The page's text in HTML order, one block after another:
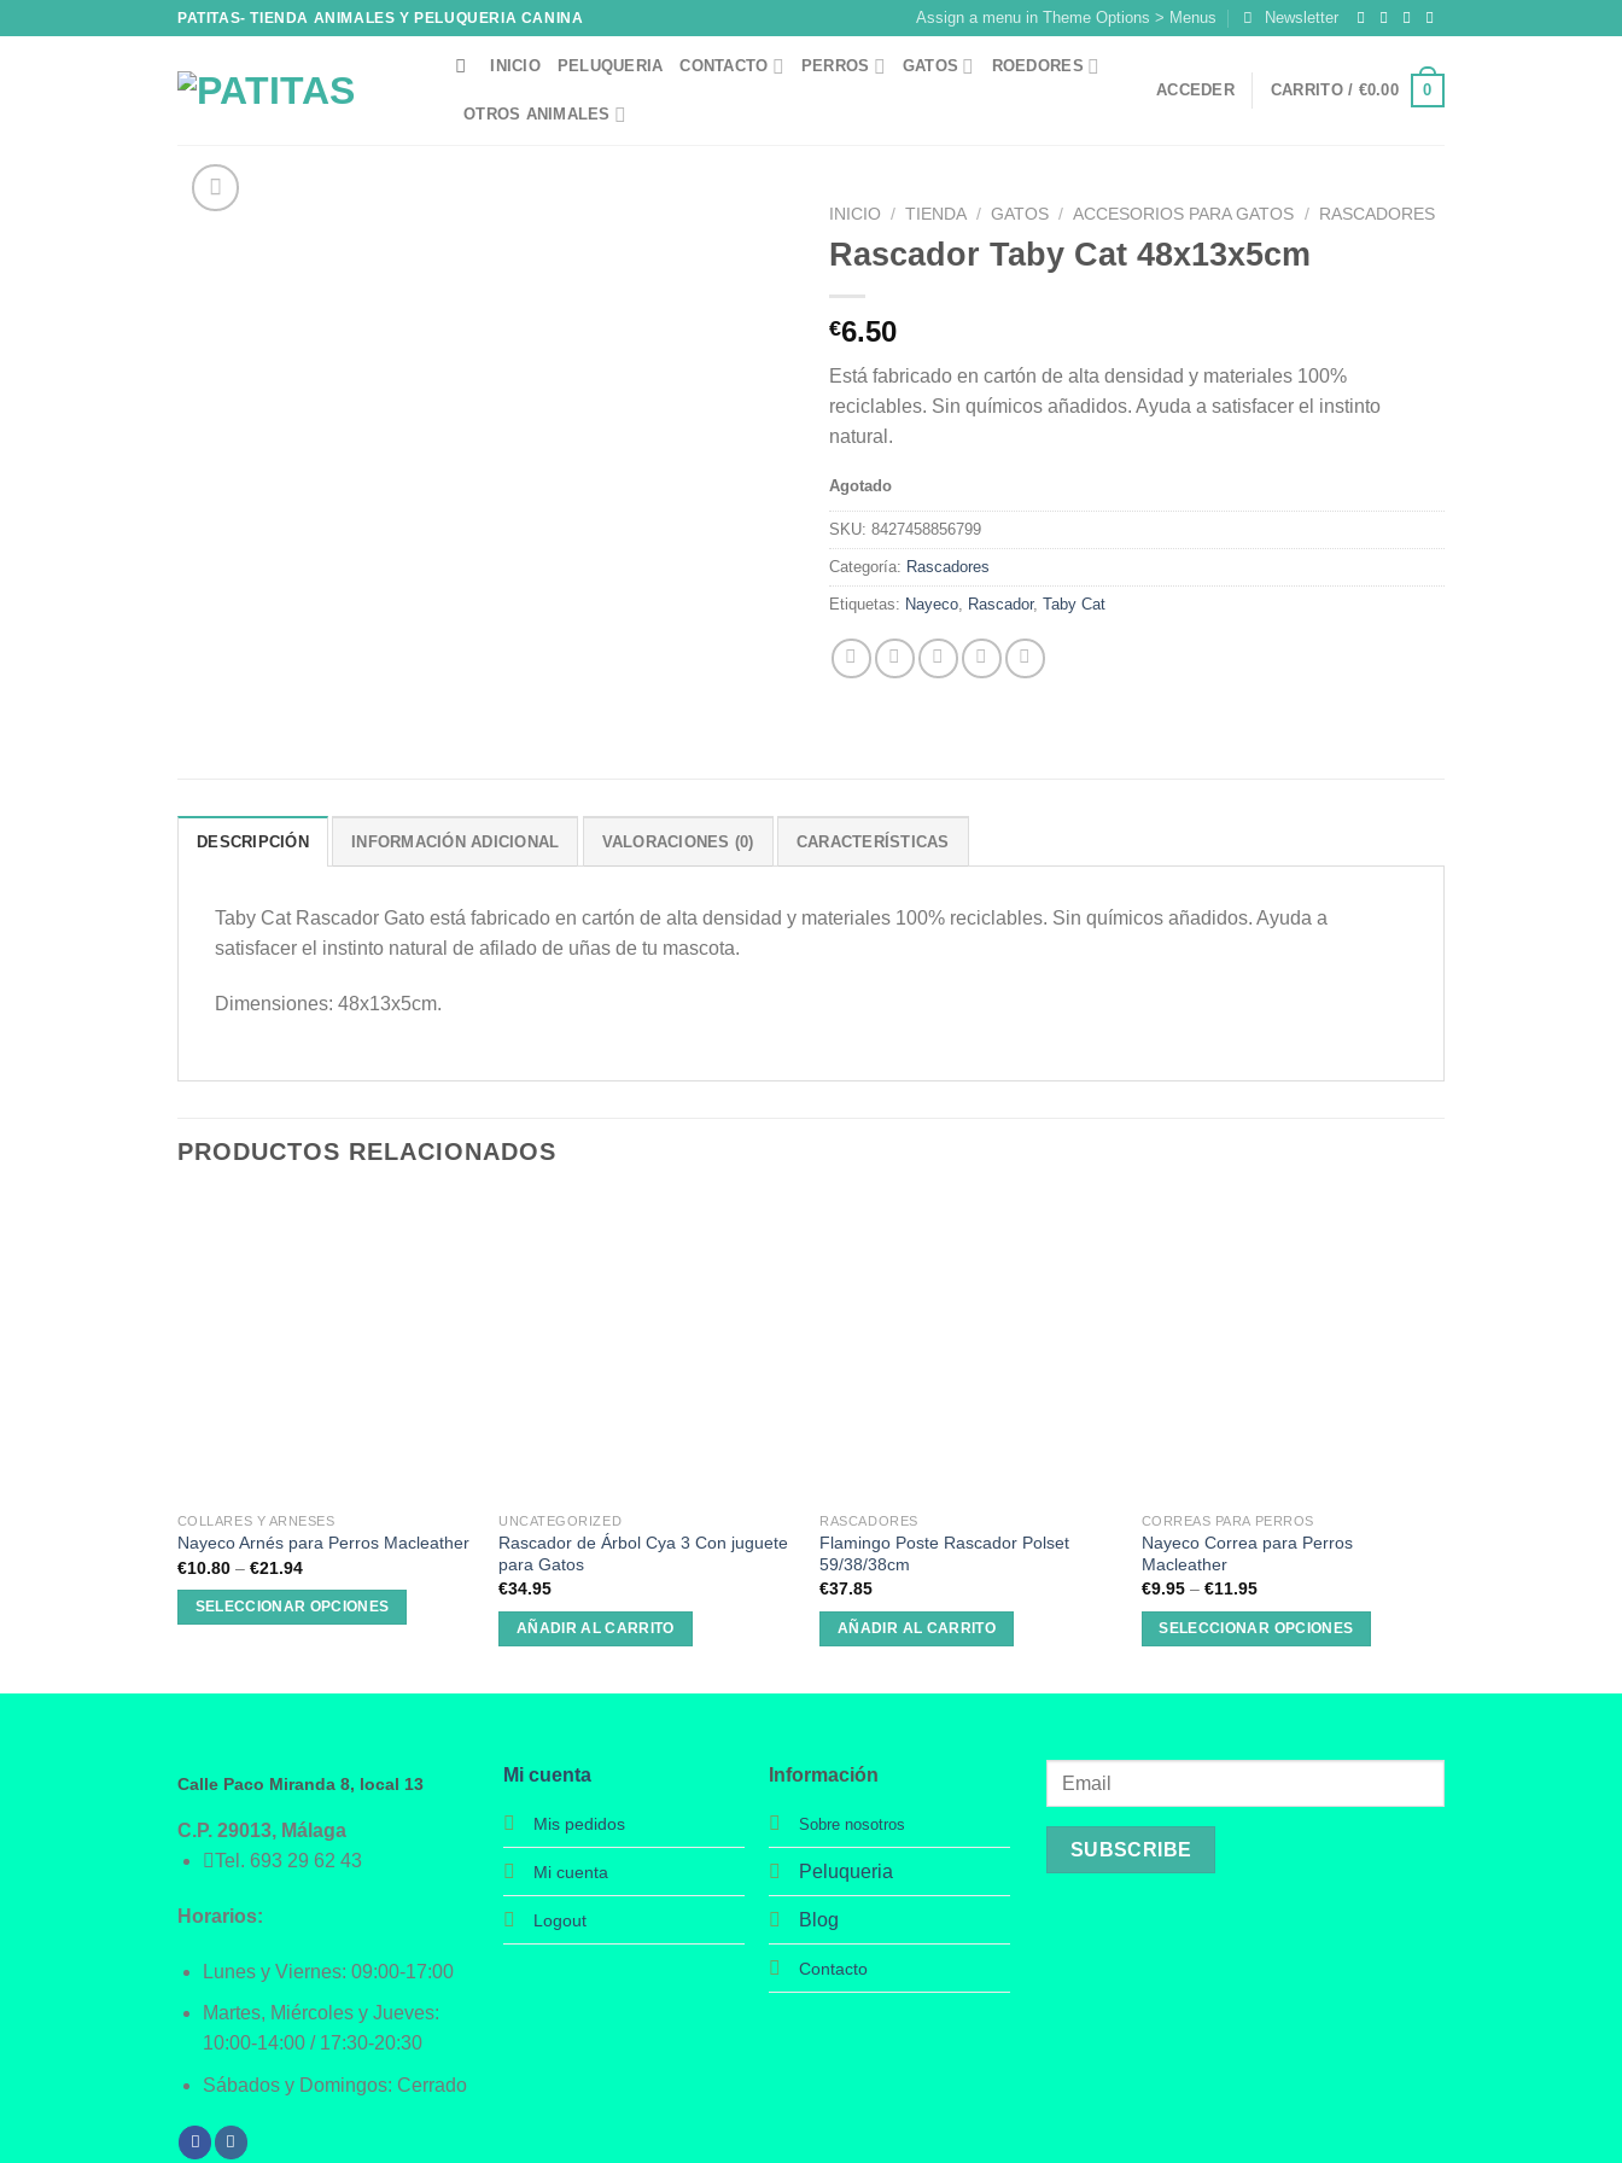
PATITAS- TIENDA ANIMALES Y PELUQUERIA CANINA Assign a menu in Theme Options > Menus Newsletter
INICIO PELUQUERIA CONTACTO PERROS GATOS ROEDORES
OTROS ANIMALES
ACCEDER CARRITO / €0.00 0
INICIO / TIENDA / GATOS / ACCESORIOS PARA GATOS / RASCADORES
Rascador Taby Cat 48x13x5cm
€6.50
Está fabricado en cartón de alta densidad y materiales 100%
reciclables. Sin químicos añadidos. Ayuda a satisfacer el instinto
natural.
Agotado
SKU: 8427458856799
Categoría: Rascadores
Etiquetas: Nayeco, Rascador, Taby Cat
DESCRIPCIÓN INFORMACIÓN ADICIONAL VALORACIONES (0) CARACTERÍSTICAS
Taby Cat Rascador Gato está fabricado en cartón de alta densidad y materiales 100% reciclables. Sin químicos añadidos. Ayuda a
satisfacer el instinto natural de afilado de uñas de tu mascota.
Dimensiones: 48x13x5cm.
PRODUCTOS RELACIONADOS
COLLARES Y ARNESES
Nayeco Arnés para Perros Macleather
€10.80– €21.94
SELECCIONAR OPCIONES
UNCATEGORIZED
Rascador de Árbol Cya 3 Con juguete
para Gatos
€34.95
AÑADIR AL CARRITO
RASCADORES
Flamingo Poste Rascador Polset
59/38/38cm
€37.85
AÑADIR AL CARRITO
CORREAS PARA PERROS
Nayeco Correa para Perros
Macleather
€9.95– €11.95
SELECCIONAR OPCIONES
Calle Paco Miranda 8, local 13
C.P. 29013, Málaga
Tel. 693 29 62 43
Horarios:
Lunes y Viernes: 09:00-17:00
Martes, Miércoles y Jueves:
10:00-14:00 / 17:30-20:30
Sábados y Domingos: Cerrado
Mi cuenta
Mis pedidos
Mi cuenta
Logout
Información
Sobre nosotros
Peluqueria
Blog
Contacto